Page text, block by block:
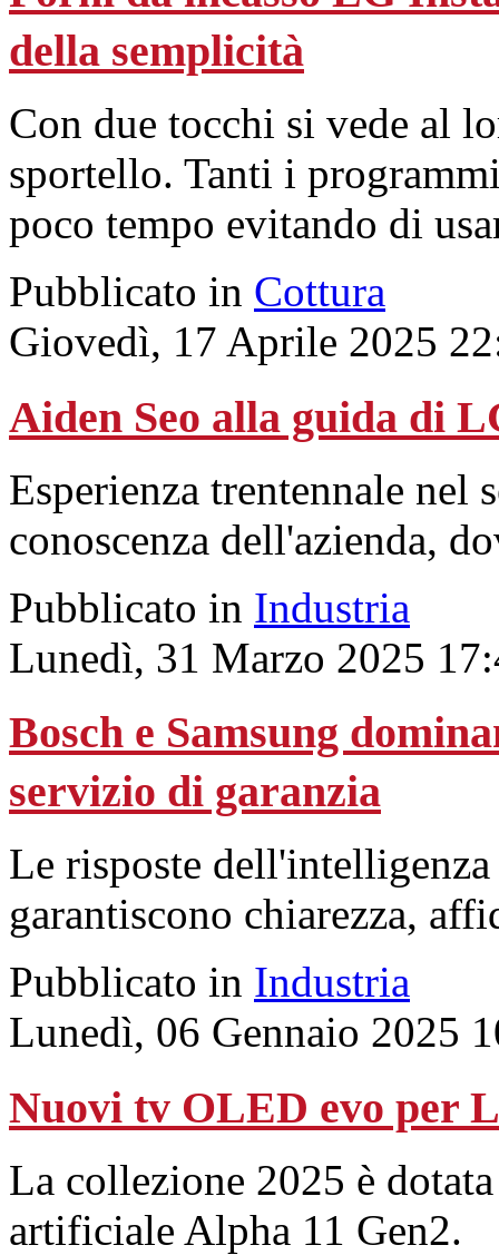
della semplicità
Con due tocchi si vede al
sportello. Tanti i
poco tempo evitando di
Pubblicato in Cottura
Giovedì, 17 Aprile 2025
Aiden Seo alla guida di
Esperienza trentennale nel
conoscenza dell'azienda,
Pubblicato in Industria
Lunedì, 31 Marzo 2025
Bosch e Samsung
servizio di garanzia
Le risposte
garantiscono chiarezza,
Pubblicato in Industria
Lunedì, 06 Gennaio 2025
Nuovi tv OLED evo per
La collezione 2025 è
artificiale Alpha 11 Gen2.